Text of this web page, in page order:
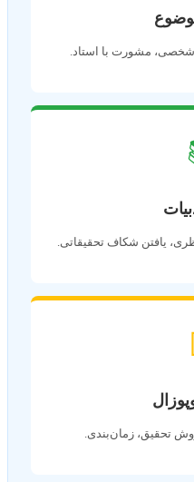
مشورت با استاد.
شکاف تحقیقاتی.
زمان‌بندی.